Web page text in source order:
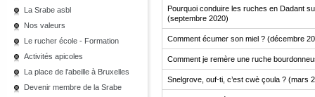
La Srabe asbl
Nos valeurs
Le rucher école - Formation
Activités apicoles
La place de l'abeille à Bruxelles
Devenir membre de la Srabe
Pourquoi conduire les ruches en Dadant
(septembre 2020)
Comment écumer son miel ? (décembre
Comment je remère une ruche
Snelgrove, ouf-ti, c’est cwè çoula ? (mars